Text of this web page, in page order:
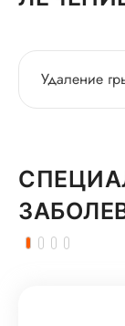
Удаление